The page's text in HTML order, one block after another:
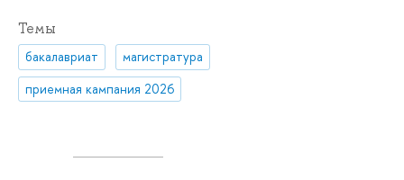
Темы
бакалавриат
магистратура
приемная кампания 2026